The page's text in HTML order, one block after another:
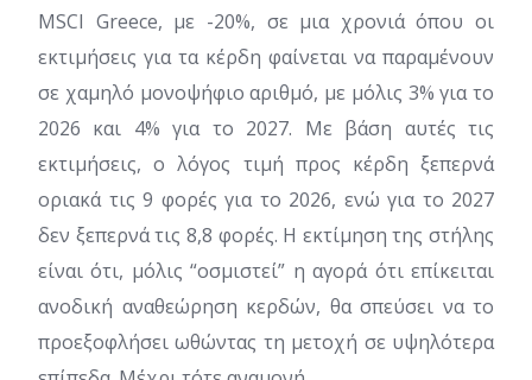
MSCI Greece, με -20%, σε μια χρονιά όπου οι
εκτιμήσεις για τα κέρδη φαίνεται να παραμένουν
σε χαμηλό μονοψήφιο αριθμό, με μόλις 3% για το
2026 και 4% για το 2027. Με βάση αυτές τις
εκτιμήσεις, ο λόγος τιμή προς κέρδη ξεπερνά
οριακά τις 9 φορές για το 2026, ενώ για το 2027
δεν ξεπερνά τις 8,8 φορές. Η εκτίμηση της στήλης
είναι ότι, μόλις “οσμιστεί” η αγορά ότι επίκειται
ανοδική αναθεώρηση κερδών, θα σπεύσει να το
προεξοφλήσει ωθώντας τη μετοχή σε υψηλότερα